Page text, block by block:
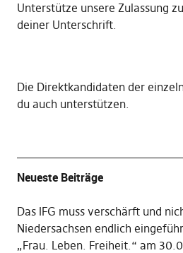
Unterstütze unsere Zulassung
deiner Unterschrift.
Die Direktkandidaten der
du auch unterstützen.
Neueste Beiträge
Das IFG muss verschärft und
Niedersachsen endlich
„Frau. Leben. Freiheit.“ am